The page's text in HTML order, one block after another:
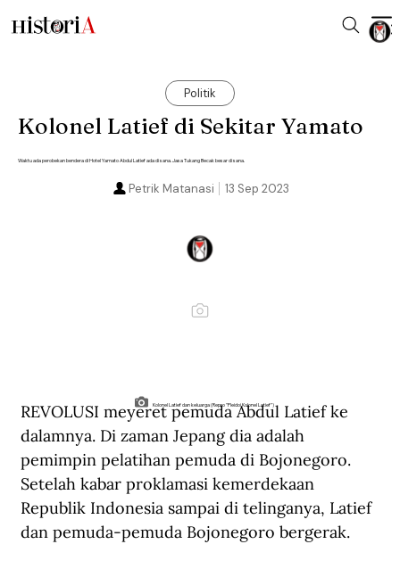
Politik
Kolonel Latief di Sekitar Yamato
Waktu ada perobekan bendera di Hotel Yamato Abdul Latief ada di sana. Jasa Tukang Becak besar di sana.
13 Sep 2023
Petrik Matanasi
Kolonel Latief dan keluarga (Repro "Pleidoi Kolonel Latief")
REVOLUSI meyeret pemuda Abdul Latief ke
dalamnya. Di zaman Jepang dia adalah
pemimpin pelatihan pemuda di Bojonegoro.
Setelah kabar proklamasi kemerdekaan
Republik Indonesia sampai di telinganya, Latief
dan pemuda-pemuda Bojonegoro bergerak.